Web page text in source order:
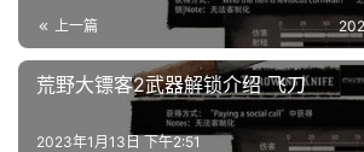
知
识
答
上一篇
荒野大镖客2武器解锁介绍 飞刀
2023年1月13日 下午2:51